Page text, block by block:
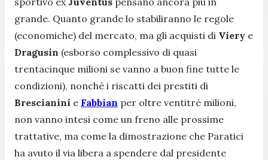
grande. Quanto grande lo stabiliranno le regole
(economiche) del mercato, ma gli acquisti di Viery e
Dragusin (esborso complessivo di quasi
trentacinque milioni se vanno a buon fine tutte le
condizioni), nonché i riscatti dei prestiti di
Brescianini e Fabbian per oltre ventitré milioni,
non vanno intesi come un freno alle prossime
trattative, ma come la dimostrazione che Paratici
ha avuto il via libera a spendere dal presidente